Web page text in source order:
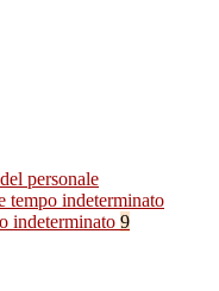
personale
tempo indeterminato
indeterminato 9